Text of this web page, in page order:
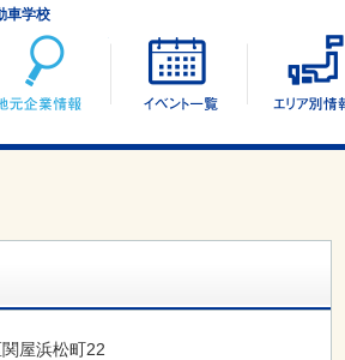
車学校
地元企業情報 イベント一覧
屋浜松町22